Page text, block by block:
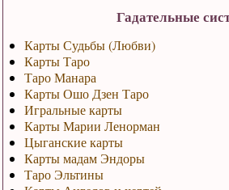
Гадательные
Карты Судьбы (Любви)
Карты Таро
Таро Манара
Карты Ошо Дзен Таро
Игральные карты
Карты Марии Ленорман
Цыганские карты
Карты мадам Эндоры
Таро Эльтины